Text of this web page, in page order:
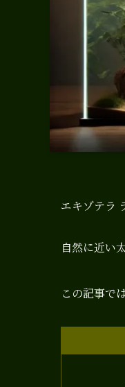
エキゾテラ
自然に近い
この記事では